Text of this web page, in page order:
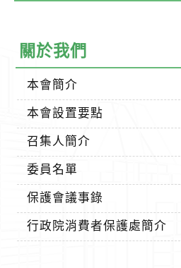
關於我們
本會簡介
本會設置要點
召集人簡介
委員名單
保護會議事錄
行政院消費者保護處簡介